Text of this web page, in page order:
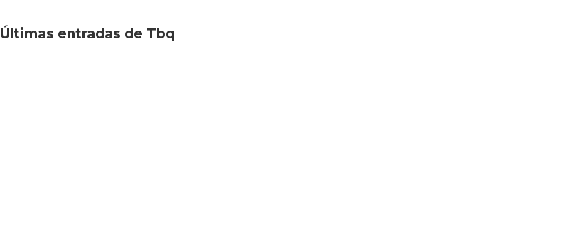
Últimas entradas de Tbq